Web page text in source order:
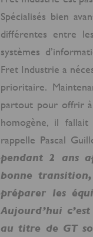
Spécialisés bien
différentes entre
systèmes
Fret Industrie a
prioritaire.
partout pour offrir
homogène, il
rappelle Pascal
pendant 2 ans
bonne
préparer les
Aujourd’hui
au titre de GT